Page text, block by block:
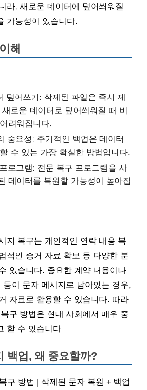
라, 새로운 데이터에 덮어씌워질
가능성이 있습니다.
해
덮어쓰기: 삭제된 파일은 즉시 제
로운 데이터로 덮어씌워질 때 비
려워집니다.
중요성: 주기적인 백업은 데이터
수 있는 가장 확실한 방법입니다.
로그램: 전문 복구 프로그램을 사
데이터를 복원할 가능성이 높아집
지 복구는 개인적인 연락 내용 복
적인 증거 자료 확보 등 다양한 분
있습니다. 중요한 계약 내용이나
등이 문자 메시지로 남아있는 경우,
자료로 활용할 수 있습니다. 따라
구 방법은 현대 사회에서 매우 중
할 수 있습니다.
백업, 왜 중요할까?
구 방법 | 삭제된 문자 복원 + 백업